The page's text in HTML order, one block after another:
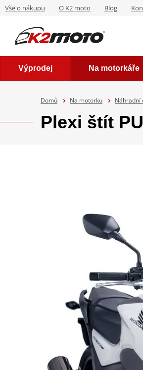
Vše o nákupu O K2 moto Blog
Výprodej Na motorkáře
Domů Na motorku Náhradní
Plexi štít